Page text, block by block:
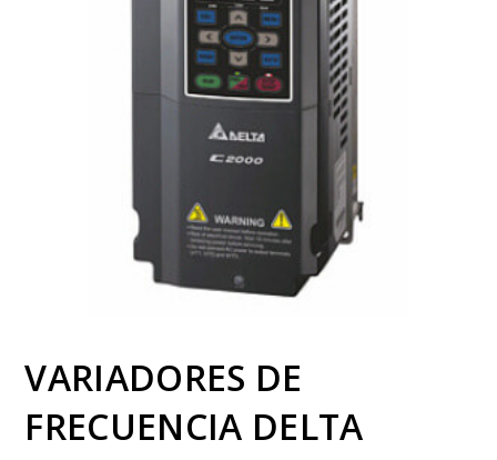
VARIADORES DE
FRECUENCIA DELTA